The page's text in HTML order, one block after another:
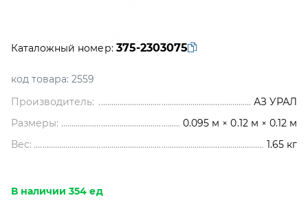
Каталожный номер: 375-2303075
код товара: 2559
Производитель:
АЗ УРАЛ
Размеры:
0.095 м × 0.12 м × 0.12 м
Вес:
1.65 кг
В наличии 354 ед